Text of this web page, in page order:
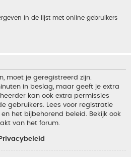
in de lijst met online gebruikers
moet je geregistreerd zijn.
in beslag, maar geeft je extra
kan ook extra permissies
gebruikers. Lees voor registratie
het bijbehorend beleid. Bekijk ook
van het forum.